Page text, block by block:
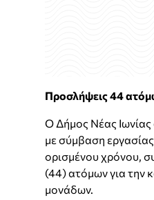
Προσλήψεις 44
Ο Δήμος Νέας Ιωνίας
με σύμβαση
ορισμένου χρόνου,
(44) ατόμων για την
μονάδων.